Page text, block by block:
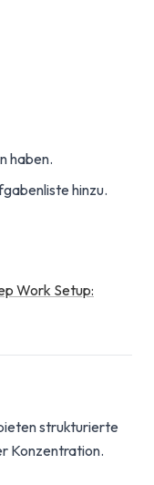
haben.
hinzu.
Work Setup:
strukturierte
Konzentration.